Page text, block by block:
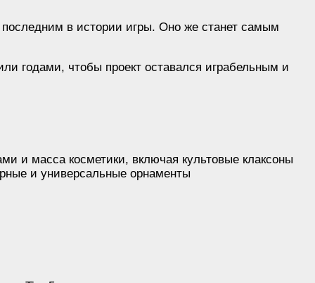
последним в истории игры. Оно же станет самым
годами, чтобы проект оставался играбельным и
и масса косметики, включая культовые клаксоны
и универсальные орнаменты